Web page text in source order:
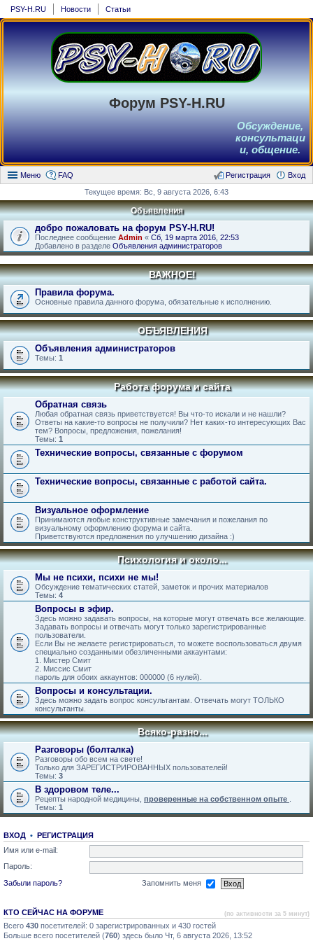
PSY-H.RU Новости Статьи
Форум PSY-H.RU
Обсуждение,
консультаци
и, общение.
Меню FAQ Вход
Регистрация
Текущее время: Вс, 9 августа 2026, 6:43
Объявления
добро пожаловать на форум PSY-H.RU!
Последнее сообщение Admin « Сб, 19 марта 2016, 22:53
Добавлено в разделе Объявления администраторов
ВАЖНОЕ!
Правила форума.
Основные правила данного форума, обязательные к исполнению.
ОБЪЯВЛЕНИЯ
Объявления администраторов
Темы: 1
Работа форума и сайта
Обратная связь
Любая обратная связь приветствуется! Вы что-то искали и не нашли?
Ответы на какие-то вопросы не получили? Нет каких-то интересующих Вас
тем? Вопросы, предложения, пожелания!
Темы: 1
Технические вопросы, связанные с форумом
Технические вопросы, связанные с работой сайта.
Визуальное оформление
Принимаются любые конструктивные замечания и пожелания по
визуальному оформлению форума и сайта.
Приветствуются предложения по улучшению дизайна :)
Психология и около...
Мы не психи, психи не мы!
Обсуждение тематических статей, заметок и прочих материалов
Темы: 4
Вопросы в эфир.
Здесь можно задавать вопросы, на которые могут отвечать все желающие.
Задавать вопросы и отвечать могут только зарегистрированные
пользователи.
Если Вы не желаете регистрироваться, то можете воспользоваться двумя
специально созданными обезличенными аккаунтами:
1. Мистер Смит
2. Миссис Смит
пароль для обоих аккаунтов: 000000 (6 нулей).
Вопросы и консультации.
Здесь можно задать вопрос консультантам. Отвечать могут ТОЛЬКО
консультанты.
Всяко-разно...
Разговоры (болталка)
Разговоры обо всем на свете!
Только для ЗАРЕГИСТРИРОВАННЫХ пользователей!
Темы: 3
В здоровом теле...
Рецепты народной медицины, проверенные на собственном опыте
Темы: 1
ВХОД • РЕГИСТРАЦИЯ
Имя или e-mail:
Пароль:
Забыли пароль?
Запомнить меня
КТО СЕЙЧАС НА ФОРУМЕ (по активности за 5 минут)
Всего 430 посетителей: 0 зарегистрированных и 430 гостей
Больше всего посетителей (760) здесь было Чт, 6 августа 2026, 13:52